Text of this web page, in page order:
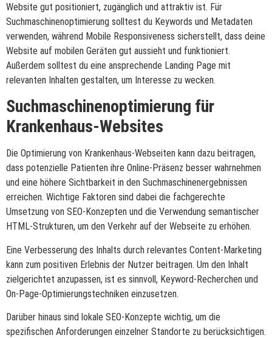
Website gut positioniert, zugänglich und attraktiv ist. Für
Suchmaschinenoptimierung solltest du Keywords und Metadaten
verwenden, während Mobile Responsiveness sicherstellt, dass deine
Website auf mobilen Geräten gut aussieht und funktioniert.
Außerdem solltest du eine ansprechende Landing Page mit
relevanten Inhalten gestalten, um Interesse zu wecken.
Suchmaschinenoptimierung für
Krankenhaus-Websites
Die Optimierung von Krankenhaus-Webseiten kann dazu beitragen,
dass potenzielle Patienten ihre Online-Präsenz besser wahrnehmen
und eine höhere Sichtbarkeit in den Suchmaschinenergebnissen
erreichen. Wichtige Faktoren sind dabei die fachgerechte
Umsetzung von SEO-Konzepten und die Verwendung semantischer
HTML-Strukturen, um den Verkehr auf der Webseite zu erhöhen.
Eine Verbesserung des Inhalts durch relevantes Content-Marketing
kann zum positiven Erlebnis der Nutzer beitragen. Um den Inhalt
zielgerichtet anzupassen, ist es sinnvoll, Keyword-Recherchen und
On-Page-Optimierungstechniken einzusetzen.
Darüber hinaus sind lokale SEO-Konzepte wichtig, um die
spezifischen Anforderungen einzelner Standorte zu berücksichtigen.